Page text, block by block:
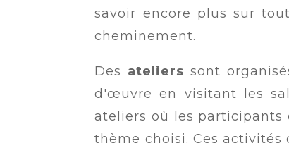
savoir encore plus sur
cheminement.
Des ateliers sont
d'œuvre en visitant les
ateliers où les participants
thème choisi. Ces